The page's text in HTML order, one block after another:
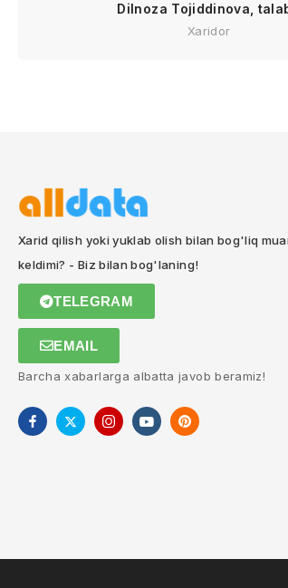
Dilnoza Tojiddinova,
Xaridor
Xarid qilish yoki yuklab olish bilan bog'liq
keldimi? - Biz bilan bog'laning!
TELEGRAM
EMAIL
Barcha xabarlarga albatta javob beramiz!